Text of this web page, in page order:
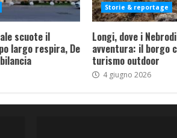
scuote il
largo respira, De
Storie & reportage
Longi, dove i
avventura: il borgo
turismo outdoor
4 giugno 2026